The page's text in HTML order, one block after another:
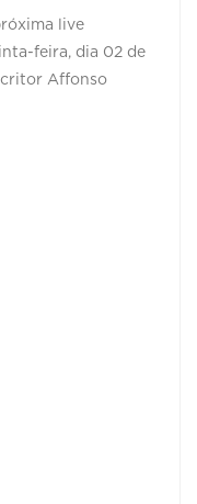
live
feira, dia 02 de
Affonso